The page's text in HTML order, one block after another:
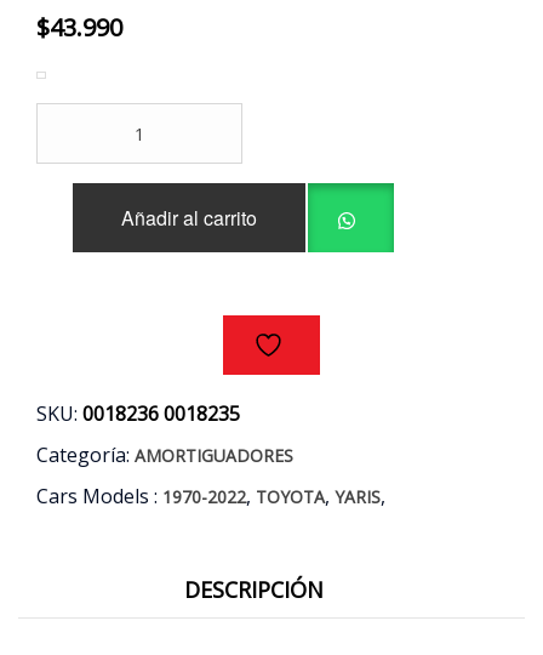
$43.990
DELANTEROS
(PAR)
Añadir al carrito
SKU: 0018236 0018235
Categoría: AMORTIGUADORES
Cars Models : 1970-2022, TOYOTA, YARIS,
DESCRIPCIÓN